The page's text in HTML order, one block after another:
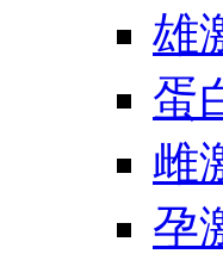
雄
蛋
雌
孕